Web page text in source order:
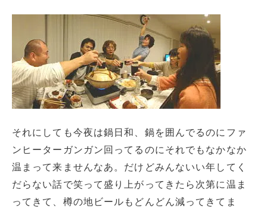
それにしても今夜は鍋日和、鍋を囲んでるのにファ
ンヒーターガンガン回ってるのにそれでもなかなか
温まって来ませんなあ。だけどみんないい年してく
だらない話で笑って盛り上がってきたら次第に温ま
ってきて、樽の地ビールもどんどん減ってきてま